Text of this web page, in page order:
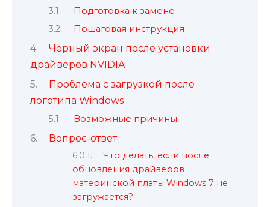
Подготовка к замене
Пошаговая инструкция
Черный экран после установки
драйверов NVIDIA
Проблема с загрузкой после
логотипа Windows
Возможные причины
Вопрос-ответ:
Что делать, если после
обновления драйверов
материнской платы Windows 7 не
загружается?